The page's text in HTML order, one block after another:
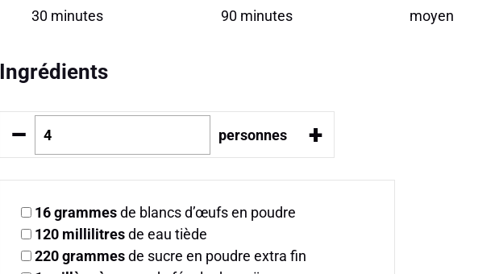
30 minutes 90 minutes moyen
Ingrédients
– personnes +
16grammesde blancs d’œufs en poudre
120 millilitresde eau tiède
220grammesde sucre en poudre extra fin